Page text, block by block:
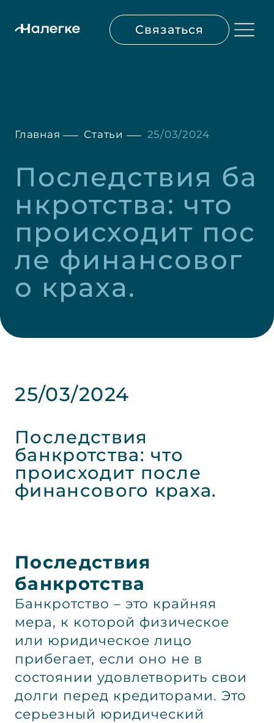
Связаться
Главная Статьи 25/03/2024
Последствия ба
нкротства: что
происходит пос
ле финансовог
о краха.
25/03/2024
Последствия
банкротства: что
происходит после
финансового краха.
Последствия
банкротства
Банкротство – это крайняя
мера, к которой физическое
или юридическое лицо
прибегает, если оно не в
состоянии удовлетворить свои
долги перед кредиторами. Это
серьезный юридический